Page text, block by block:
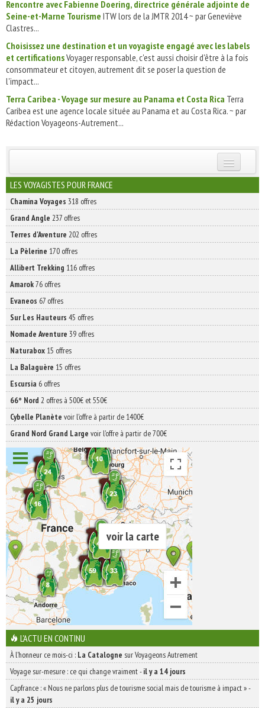
Rencontre avec Fabienne Doering, directrice générale adjointe de
Seine-et-Marne Tourisme ITW lors de la JMTR 2014 ~ par Geneviève
Clastres...
Choisissez une destination et un voyagiste engagé avec les labels
et certificationsVoyager responsable, c'est aussi choisir d'être à la fois
consommateur et citoyen, autrement dit se poser la question de
l'impact...
Terra Caribea - Voyage sur mesure au Panama et Costa Rica Terra
Caribea est une agence locale située au Panama et au Costa Rica. ~ par
Rédaction Voyageons-Autrement...
INSCRIVEZ-VOUS | ABONNEZ-VOUS
LES VOYAGISTES POUR FRANCE
Chamina Voyages 318 offres
Grand Angle 237 offres
Terres d'Aventure 202 offres
La Pèlerine 170 offres
Allibert Trekking 116 offres
Amarok76 offres
Evaneos 67 offres
Sur Les Hauteurs 45 offres
Nomade Aventure 39 offres
Naturabox 15 offres
La Balaguère 15 offres
Escursia 6 offres
66° Nord 2 offres à 500€ et 550€
Cybelle Planète voir l'offre à partir de 1400€
Grand Nord Grand Large voir l'offre à partir de 700€
voir la carte
L'ACTU EN CONTINU
À l'honneur ce mois-ci : La Catalogne sur Voyageons Autrement
Voyage sur-mesure : ce qui change vraiment-il y a 14 jours
Capfrance : « Nous ne parlons plus de tourisme social mais de tourisme à impact »-
il y a 25 jours